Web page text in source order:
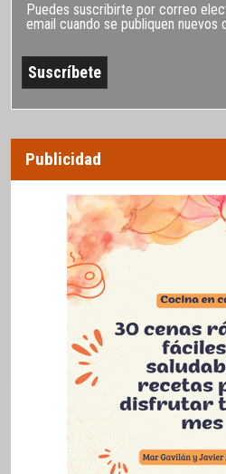
Puedes suscribirte por correo
email cuando se publiquen nuevos
Publicidad